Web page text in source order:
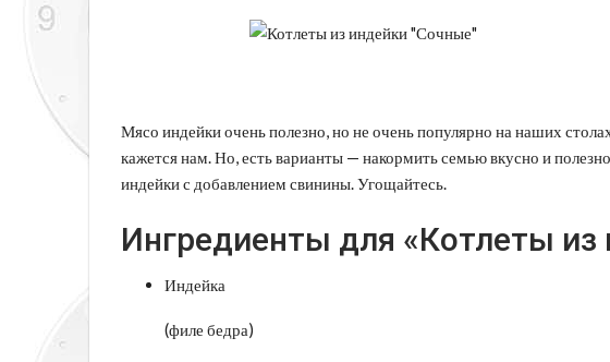
Мясо индейки очень полезно, но не очень популярно на наших
кажется нам.Но, есть варианты — накормить семью вкусно и
индейки с добавлением свинины. Угощайтесь.
Ингредиенты для «Котлеты из
Индейка
(филе бедра)